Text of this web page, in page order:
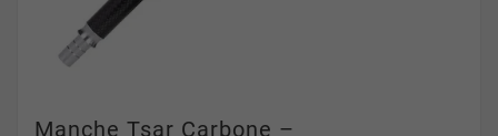
Manche Tsar Carbone –